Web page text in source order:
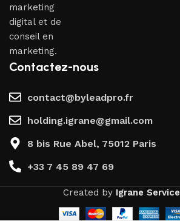
marketing
digital et de
conseil en
marketing.
Contactez-nous
contact@byleadpro.fr
holding.igrane@gmail.com
8 bis Rue Abel, 75012 Paris
+33 7 45 89 47 69
Created by Igrane Service